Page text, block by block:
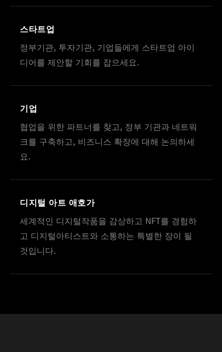
스타트업
정부기관, 투자기관, 기업들에게 스타트업 아이
디어를 제안할 기회를 잡으세요.
기업
협업을 위한 파트너를 찾고, 정부 기관과 네트워
크를 구축하고, 비즈니스 확장에 대해 논의하세
요.
디지털 아트 애호가
세계적인 디지털작품을 감상하고 NFT를 경험하
고 디지털아티스트와 소통하는 특별한 장이 될
것입니다.